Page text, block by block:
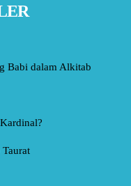
Babi dalam Alkitab